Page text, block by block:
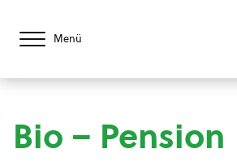
Menü
Bio – Pension